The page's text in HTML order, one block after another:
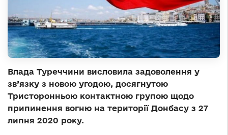
Влада Туреччини висловила задоволення у
зв’язку з новою угодою, досягнутою
Тристоронньою контактною групою щодо
припинення вогню на території Донбасу з 27
липня 2020 року.